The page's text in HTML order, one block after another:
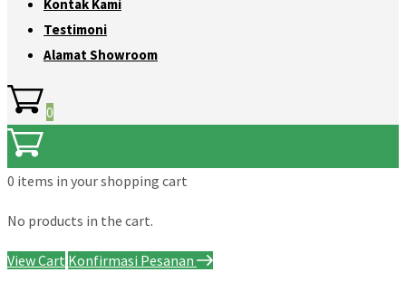
Kontak Kami
Testimoni
Alamat Showroom
0
0 items in your shopping cart
No products in the cart.
View Cart Konfirmasi Pesanan